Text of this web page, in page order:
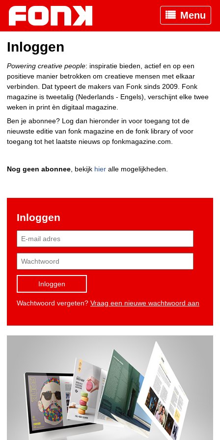
Menu
Inloggen
Powering creative people: inspiratie bieden, actief en op een
positieve manier betrokken om creatieve mensen met elkaar
verbinden. Dat typeert de makers van Fonk sinds 2009. Fonk
magazine is tweetalig (Nederlands - Engels), verschijnt elke twee
weken in print èn digitaal magazine.
Ben je abonnee? Log dan hieronder in voor toegang tot de
nieuwste editie van fonk magazine en de fonk library of voor
toegang tot het laatste nieuws op fonkmagazine.com.
Nog geen abonnee , bekijk hier alle mogelijkheden.
Inloggen
Inloggen
Wachtwoord vergeten? Vraag een nieuwe wachtwoord aan